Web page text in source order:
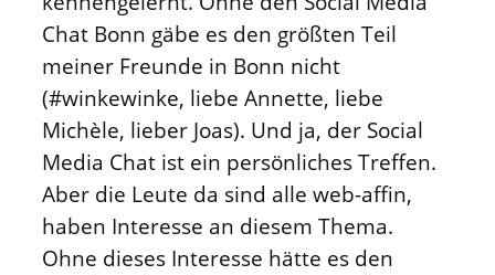
Chat Bonn gäbe es den größten Teil
meiner Freunde in Bonn nicht
(#winkewinke, liebe Annette, liebe
Michèle, lieber Joas). Und ja, der Social
Media Chat ist ein persönliches Treffen.
Aber die Leute da sind alle web-affin,
haben Interesse an diesem Thema.
Ohne dieses Interesse hätte es den